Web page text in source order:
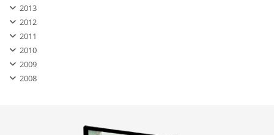
2013
2012
2011
2010
2009
2008